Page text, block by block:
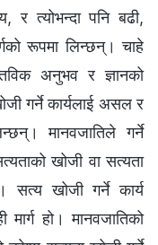
र त्योभन्दा पनि बढी,
रूपमा लिन्छन्। चाहे
अनुभव र ज्ञानको
गर्ने कार्यलाई असल र
मानवजातिले गर्ने
खोजी वा सत्यता
सत्य खोजी गर्ने कार्य
हो। मानवजातिको